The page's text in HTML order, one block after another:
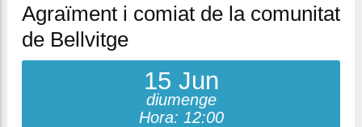
Agraïment i comiat de la comunitat
de Bellvitge
15 Jun
diumenge
Hora: 12:00